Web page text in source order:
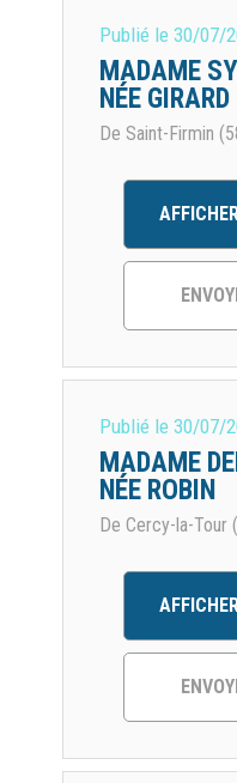
Publié le 30/07/
MADAME
NÉE GIRARD
De Saint-Firmin
Publié le 30/07/
MADAME
NÉE ROBIN
De Cercy-la-Tour